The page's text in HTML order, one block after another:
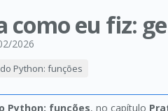
como eu fiz:
2026
Python: funções
Python: funções, no capítulo